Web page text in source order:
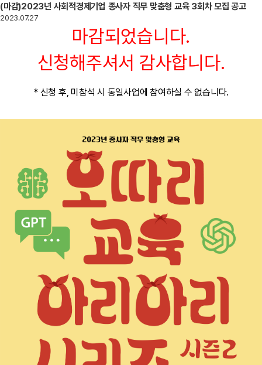
(마감)2023년 사회적경제기업 종사자 직무 맞춤형 교육 3회차 모집 공고
2023.07.27
마감되었습니다.
신청해주셔서 감사합니다.
* 신청 후, 미참석 시 동일사업에 참여하실 수 없습니다.